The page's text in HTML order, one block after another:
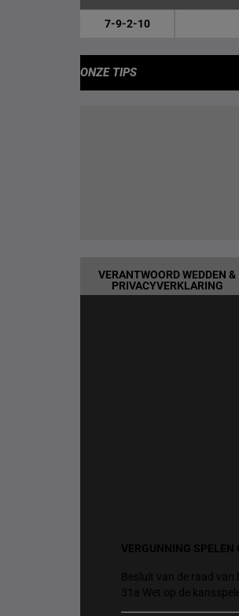
7-9-2-10
ONZE TIPS
VERANTWOORD WEDDEN &
PRIVACYVERKLARING
VERGUNNING SPELEN
Besluit van de raad
31a Wet op de